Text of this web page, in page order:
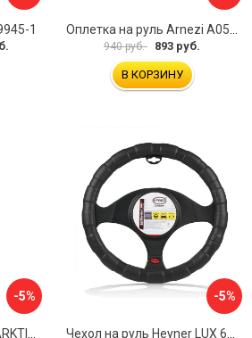
1
940 руб. 893 руб.
В КОРЗИНУ
-5% -5%